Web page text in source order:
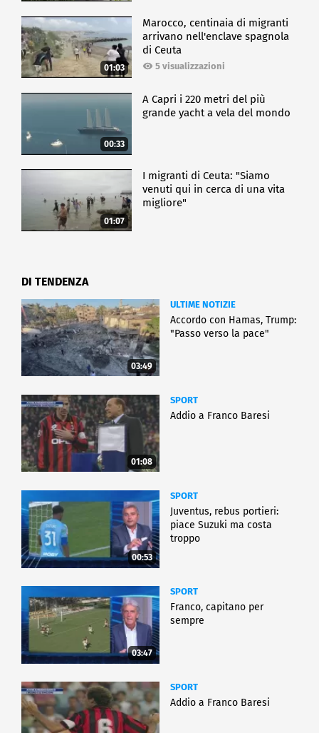
01:03
Marocco, centinaia di migranti
arrivano nell'enclave spagnola
di Ceuta
5 visualizzazioni
00:33
A Capri i 220 metri del più
grande yacht a vela del mondo
01:07
I migranti di Ceuta: "Siamo
venuti qui in cerca di una vita
migliore"
DI TENDENZA
03:49
ULTIME NOTIZIE
Accordo con Hamas, Trump:
"Passo verso la pace"
01:08
SPORT
Addio a Franco Baresi
00:53
SPORT
Juventus, rebus portieri:
piace Suzuki ma costa
troppo
03:47
SPORT
Franco, capitano per
sempre
SPORT
Addio a Franco Baresi